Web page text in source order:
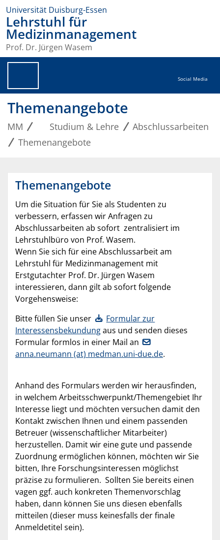
Universität Duisburg-Essen
Lehrstuhl für
Medizinmanagement
Prof. Dr. Jürgen Wasem
Social Media
Themenangebote
MM Studium & Lehre
Abschlussarbeiten
Themenangebote
Themenangebote
Um die Situation für Sie als Studenten zu
verbessern, erfassen wir Anfragen zu
Abschlussarbeiten ab sofort zentralisiert im
Lehrstuhlbüro von Prof. Wasem.
Wenn Sie sich für eine Abschlussarbeit am
Lehrstuhl für Medizinmanagement mit
Erstgutachter Prof. Dr. Jürgen Wasem
interessieren, dann gilt ab sofort folgende
Vorgehensweise:
Bitte füllen Sie unser
Formular zur
Interessensbekundungaus und senden dieses
Formular formlos in einer Mail an
anna.neumann (at) medman.uni-due.de.
Anhand des Formulars werden wir herausfinden,
in welchem Arbeitsschwerpunkt/Themengebiet Ihr
Interesse liegt und möchten versuchen damit den
Kontakt zwischen Ihnen und einem passenden
Betreuer (wissenschaftlicher Mitarbeiter)
herzustellen. Damit wir eine gute und passende
Zuordnung ermöglichen können, möchten wir Sie
bitten, Ihre Forschungsinteressen möglichst
präzise zu formulieren. Sollten Sie bereits einen
vagen ggf. auch konkreten Themenvorschlag
haben, dann können Sie uns diesen ebenfalls
mitteilen (dieser muss keinesfalls der finale
Anmeldetitel sein).